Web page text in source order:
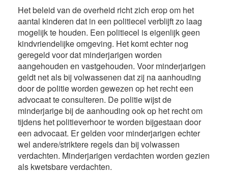
Het beleid van de overheid richt zich erop om het
aantal kinderen dat in een politiecel verblijft zo laag
mogelijk te houden. Een politiecel is eigenlijk geen
kindvriendelijke omgeving. Het komt echter nog
geregeld voor dat minderjarigen worden
aangehouden en vastgehouden. Voor minderjarigen
geldt net als bij volwassenen dat zij na aanhouding
door de politie worden gewezen op het recht een
advocaat te consulteren. De politie wijst de
minderjarige bij de aanhouding ook op het recht om
tijdens het politieverhoor te worden bijgestaan door
een advocaat. Er gelden voor minderjarigen echter
wel andere/striktere regels dan bij volwassen
verdachten. Minderjarigen verdachten worden gezien
als kwetsbare verdachten.